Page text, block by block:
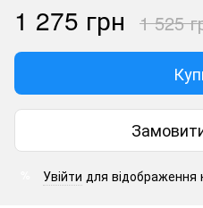
1 275 грн 1 525
Увійти для відображення